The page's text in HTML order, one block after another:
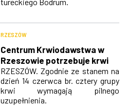
RZESZÓW
Centrum Krwiodawstwa w
Rzeszowie potrzebuje krwi
RZESZÓW. Zgodnie ze stanem na
dzień 14 czerwca br. cztery grupy
krwi wymagają pilnego
uzupełnienia.